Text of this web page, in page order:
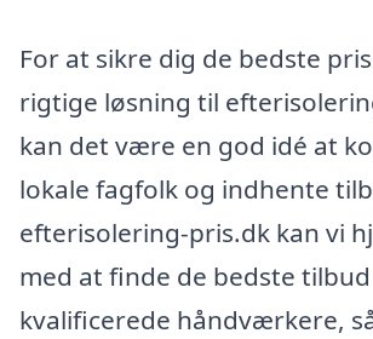
For at sikre dig de bedste
rigtige løsning til
kan det være en god idé at
lokale fagfolk og indhente
efterisolering-pris.dk kan vi
med at finde de bedste
kvalificerede håndværkere,